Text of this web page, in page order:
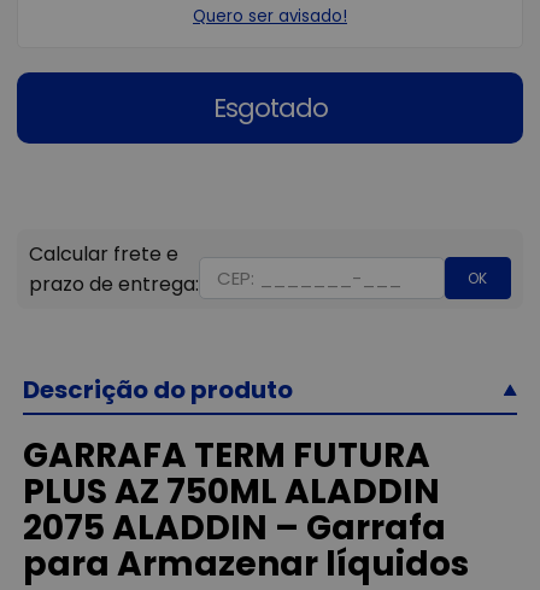
Esgotado
Quero ser avisado!
OK
Descrição do produto
GARRAFA TERM FUTURA
PLUS AZ 750ML ALADDIN
2075 ALADDIN – Garrafa
para Armazenar líquidos